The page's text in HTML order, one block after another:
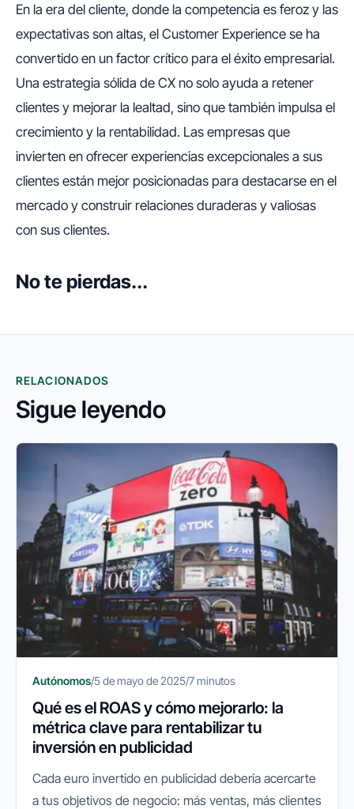
En la era del cliente, donde la competencia es feroz y las
expectativas son altas, el Customer Experience se ha
convertido en un factor crítico para el éxito empresarial.
Una estrategia sólida de CX no solo ayuda a retener
clientes y mejorar la lealtad, sino que también impulsa el
crecimiento y la rentabilidad. Las empresas que
invierten en ofrecer experiencias excepcionales a sus
clientes están mejor posicionadas para destacarse en el
mercado y construir relaciones duraderas y valiosas
con sus clientes.
No te pierdas...
RELACIONADOS
Sigue leyendo
Autónomos/5 de mayo de 2025/7 minutos
Qué es el ROAS y cómo mejorarlo: la
métrica clave para rentabilizar tu
inversión en publicidad
Cada euro invertido en publicidad debería acercarte
a tus objetivos de negocio: más ventas, más clientes